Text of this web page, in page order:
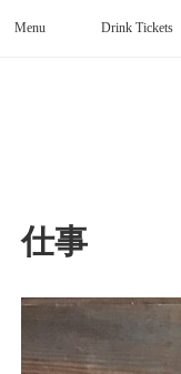
Menu Drink Tickets
仕事